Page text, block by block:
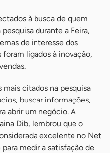
à busca de quem
durante a Feira,
de interesse dos
ligados à inovação,
citados na pesquisa
buscar informações,
abrir um negócio. A
Dib, lembrou que o
excelente no Net
medir a satisfação de